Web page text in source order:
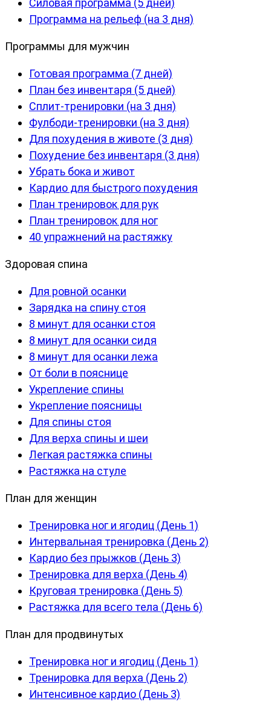
Силовая программа (5 дней)
Программа на рельеф (на 3 дня)
Программы для мужчин
Готовая программа (7 дней)
План без инвентаря (5 дней)
Сплит-тренировки (на 3 дня)
Фулбоди-тренировки (на 3 дня)
Для похудения в животе (3 дня)
Похудение без инвентаря (3 дня)
Убрать бока и живот
Кардио для быстрого похудения
План тренировок для рук
План тренировок для ног
40 упражнений на растяжку
Здоровая спина
Для ровной осанки
Зарядка на спину стоя
8 минут для осанки стоя
8 минут для осанки сидя
8 минут для осанки лежа
От боли в пояснице
Укрепление спины
Укрепление поясницы
Для спины стоя
Для верха спины и шеи
Легкая растяжка спины
Растяжка на стуле
План для женщин
Тренировка ног и ягодиц (День 1)
Интервальная тренировка (День 2)
Кардио без прыжков (День 3)
Тренировка для верха (День 4)
Круговая тренировка (День 5)
Растяжка для всего тела (День 6)
План для продвинутых
Тренировка ног и ягодиц (День 1)
Тренировка для верха (День 2)
Интенсивное кардио (День 3)